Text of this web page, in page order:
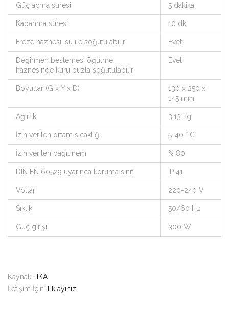
Güç açma süresi 5 dakika
Kapanma süresi 10 dk
Freze haznesi, su ile soğutulabilir Evet
Değirmen beslemesi öğütme
haznesinde kuru buzla soğutulabilir
Evet
Boyutlar (G x Y x D)
130 x 250 x
145 mm
Ağırlık 3,13 kg
İzin verilen ortam sıcaklığı 5-40 ° C
İzin verilen bağıl nem % 80
DIN EN 60529 uyarınca koruma sınıfı IP 41
Voltaj 220-240 V
Sıklık 50/60 Hz
Güç girişi 300 W
Kaynak : IKA
İletişim İçin Tıklayınız